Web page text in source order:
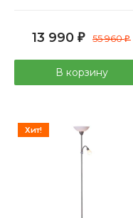
13 990 ₽ 55 960₽
В корзину
Хит!